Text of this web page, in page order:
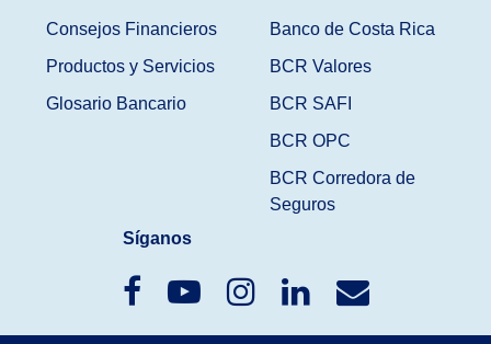
Consejos Financieros
Productos y Servicios
Glosario Bancario
Banco de Costa Rica
BCR Valores
BCR SAFI
BCR OPC
BCR Corredora de
Seguros
Síganos